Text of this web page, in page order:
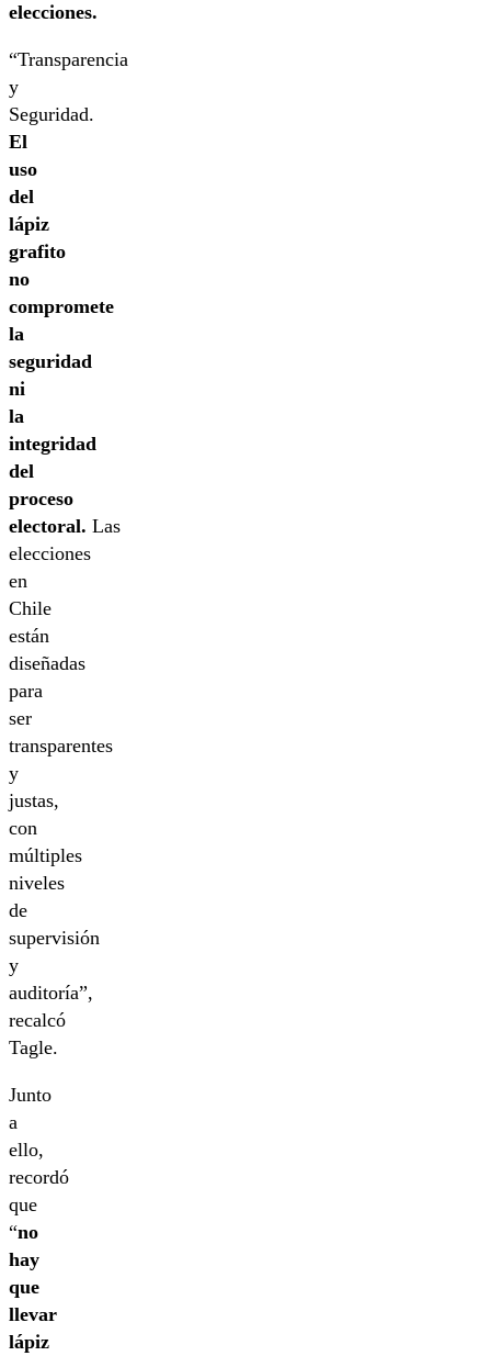
elecciones.
“Transparencia
y
Seguridad.
El
uso
del
lápiz
grafito
no
compromete
la
seguridad
ni
la
integridad
del
proceso
electoral. Las
elecciones
en
Chile
están
diseñadas
para
ser
transparentes
y
justas,
con
múltiples
niveles
de
supervisión
y
auditoría”,
recalcó
Tagle.
Junto
a
ello,
recordó
que
“no
hay
que
llevar
lápiz